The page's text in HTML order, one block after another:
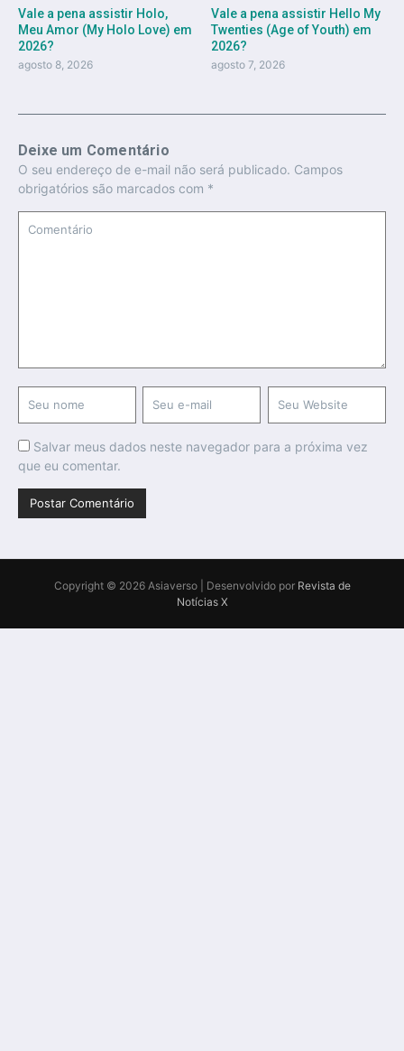
Vale a pena assistir Holo,
Meu Amor (My Holo Love) em
2026?
agosto 8, 2026
Vale a pena assistir Hello My
Twenties (Age of Youth) em
2026?
agosto 7, 2026
Deixe um Comentário
O seu endereço de e-mail não será publicado. Campos
obrigatórios são marcados com *
Salvar meus dados neste navegador para a próxima vez
que eu comentar.
Copyright © 2026 Asiaverso | Desenvolvido por Revista de
Notícias X